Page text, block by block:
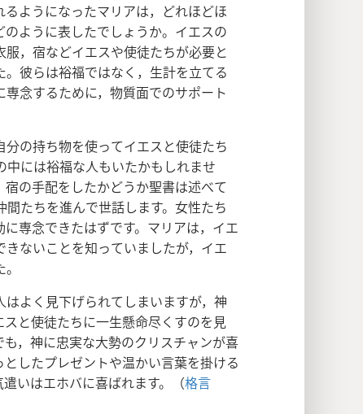
ようになったマリアは，どれほどほ
ように表したでしょうか。イエスの
，宿などイエスや使徒たちが必要と
彼らは裕福ではなく，生計を立てる
念するために，物質面でのサポート
の持ち物を使ってイエスと使徒たち
中には裕福な人もいたかもしれませ
の手配をしたかどうか聖書は述べて
たちを進んで世話します。女性たち
専念できたはずです。マリアは，イエ
ないことを知っていましたが，イエ
よく見下げられてしまいますが，神
と使徒たちに一生懸命尽くすのを見
，神に忠実な大勢のクリスチャンが喜
したプレゼントや温かい言葉を掛ける
いはエホバに喜ばれます。（格言